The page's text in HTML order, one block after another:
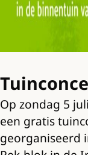
Op zondag 5
een gratis
georganiseerd